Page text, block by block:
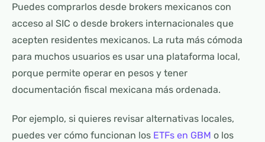
Puedes comprarlos desde brokers mexicanos con
acceso al SIC o desde brokers internacionales que
acepten residentes mexicanos. La ruta más cómoda
para muchos usuarios es usar una plataforma local,
porque permite operar en pesos y tener
documentación fiscal mexicana más ordenada.
Por ejemplo, si quieres revisar alternativas locales,
puedes ver cómo funcionan los ETFs en GBM o los